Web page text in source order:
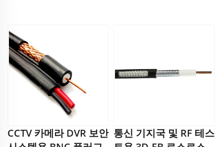
CCTV 카메라 DVR 보안 통신 기지국 및 RF 테스